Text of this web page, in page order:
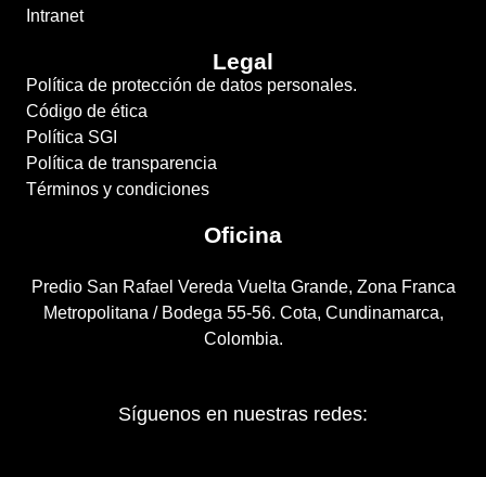
Intranet
Legal
Política de protección de datos personales.
Código de ética
Política SGI
Política de transparencia
Términos y condiciones
Oficina
Predio San Rafael Vereda Vuelta Grande, Zona Franca
Metropolitana / Bodega 55-56. Cota, Cundinamarca,
Colombia.
Síguenos en nuestras redes: